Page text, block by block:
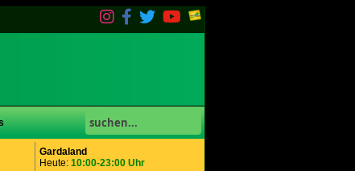
Gardaland
Heute: 10:00-23:00 Uhr